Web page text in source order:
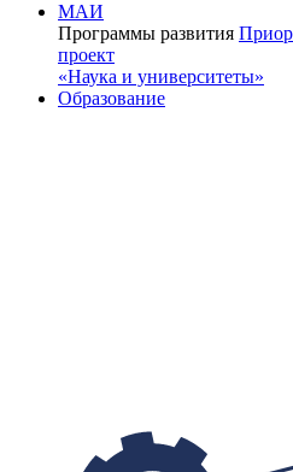
МАИ
Программы развития
проект
«Наука и университеты»
Образование